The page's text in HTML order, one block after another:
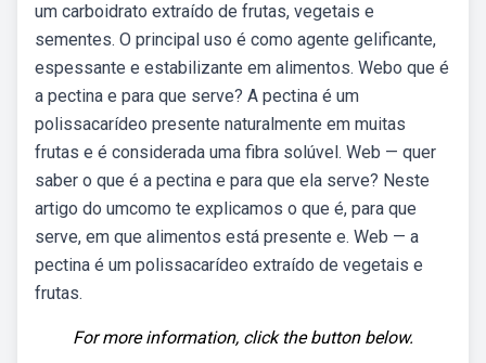
um carboidrato extraído de frutas, vegetais e
sementes. O principal uso é como agente gelificante,
espessante e estabilizante em alimentos. Webo que é
a pectina e para que serve? A pectina é um
polissacarídeo presente naturalmente em muitas
frutas e é considerada uma fibra solúvel. Web — quer
saber o que é a pectina e para que ela serve? Neste
artigo do umcomo te explicamos o que é, para que
serve, em que alimentos está presente e. Web — a
pectina é um polissacarídeo extraído de vegetais e
frutas.
For more information, click the button below.